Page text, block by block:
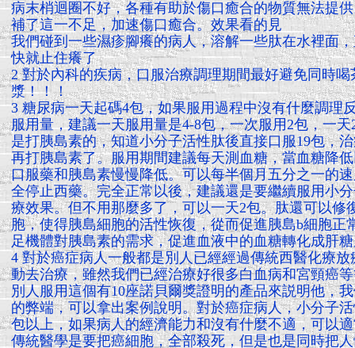
病末梢迴圈不好，各種有助於傷口癒合的物質無法提
補了這一不足，加速傷口癒合。效果看的見
我們碰到一些濕疹腳癢的病人，溶解一些肽在水裡面
快就止住癢了
2 對於內科的疾病，口服治療調理期間最好避免同時
漿！！！
3 糖尿病一天起碼4包，如果服用過程中沒有什麼調理
服用量，建議一天服用量是4-8包，一次服用2包，一
是打胰島素的，知道小分子活性肽後直接口服19包，
再打胰島素了。服用期間建議每天測血糖，當血糖降
口服藥和胰島素慢慢降低。可以每半個月五分之一的
全停止西藥。完全正常以後，建議還是要繼續服用小
療效果。但不用那麼多了，可以一天2包。肽還可以修
胞，使得胰島細胞的活性恢復，從而促進胰島b細胞正
足機體對胰島素的需求，促進血液中的血糖轉化成肝
4 對於癌症病人一般都是別人已經經過傳統西醫化療
動去治療，雖然我們已經治療好很多白血病和宮頸癌
別人服用這個有10座諾貝爾獎證明的產品來説明他，
的弊端，可以拿出案例說明。對於癌症病人，小分子
包以上，如果病人的經濟能力和沒有什麼不適，可以
傳統醫學是要把癌細胞，全部殺死，但是也是同時把